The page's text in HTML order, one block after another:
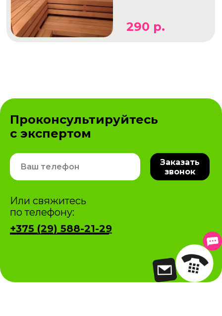
290 р.
Заказать
звонок
Или свяжитесь
по телефону:
+375 (29) 588-21-29
Проконсультируйтесь
с экспертом